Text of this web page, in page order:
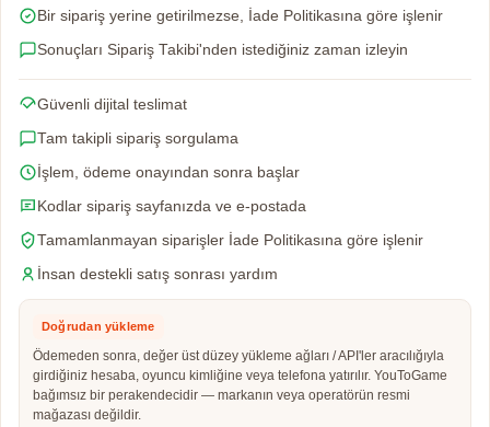
Bir sipariş yerine getirilmezse, İade Politikasına göre işlenir
Sonuçları Sipariş Takibi'nden istediğiniz zaman izleyin
Güvenli dijital teslimat
Tam takipli sipariş sorgulama
İşlem, ödeme onayından sonra başlar
Kodlar sipariş sayfanızda ve e-postada
Tamamlanmayan siparişler İade Politikasına göre işlenir
İnsan destekli satış sonrası yardım
Doğrudan yükleme
Ödemeden sonra, değer üst düzey yükleme ağları / API'ler aracılığıyla
girdiğiniz hesaba, oyuncu kimliğine veya telefona yatırılır. YouToGame
bağımsız bir perakendecidir — markanın veya operatörün resmi
mağazası değildir.